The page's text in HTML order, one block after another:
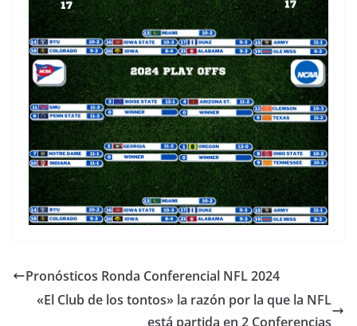
Pronósticos Ronda Conferencial NFL 2024
«El Club de los tontos» la razón por la que la NFL
está partida en 2 Conferencias